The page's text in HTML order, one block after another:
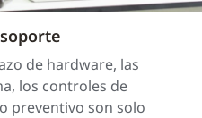
de hardware, las
los controles de
preventivo son solo